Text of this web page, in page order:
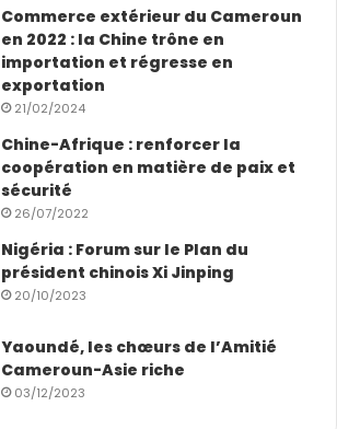
Commerce extérieur du Cameroun
en 2022 : la Chine trône en
importation et régresse en
exportation
21/02/2024
Chine-Afrique : renforcer la
coopération en matière de paix et
sécurité
26/07/2022
Nigéria : Forum sur le Plan du
président chinois Xi Jinping
20/10/2023
Yaoundé, les chœurs de l’Amitié
Cameroun-Asie riche
03/12/2023